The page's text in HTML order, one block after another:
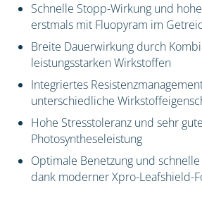
Schnelle Stopp-Wirkung und
erstmals mit Fluopyram im
Breite Dauerwirkung durch
leistungsstarken Wirkstoffen
Integriertes
unterschiedliche
Hohe Stresstoleranz und sehr gute
Photosyntheseleistung
Optimale Benetzung und
dank moderner Xpro-Leafshield-